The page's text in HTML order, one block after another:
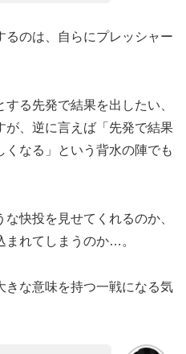
るのは、自らにプレッシャー
る先発で結果を出したい、
が、逆に言えば「先発で結果
なる」という背水の陣でも
快投を見せてくれるのか、
まれてしまうのか…。
きな意味を持つ一戦になる気